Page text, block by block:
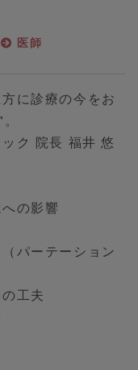
医師
に診療の今をお
ク 院長 福井 悠
の影響
パーテーション
工夫